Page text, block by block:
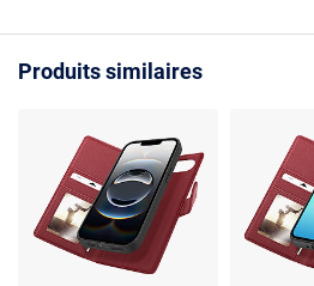
Produits similaires